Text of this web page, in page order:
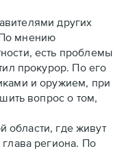
других
По мнению
есть проблемы
прокурор. По его
и оружием, при
вопрос о том,
области, где живут
региона. По